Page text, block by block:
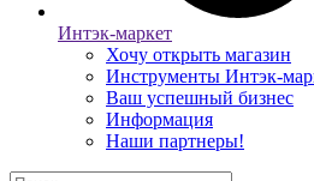
Интэк-маркет
Хочу открыть магазин
Инструменты Интэк-
Ваш успешный бизнес
Информация
Наши партнеры!